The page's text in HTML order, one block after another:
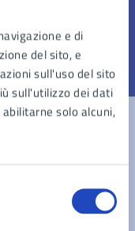
e di
del sito, e
sull'uso del sito
sull'utilizzo dei dati
solo alcuni,